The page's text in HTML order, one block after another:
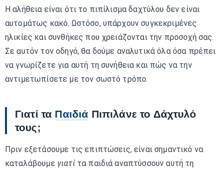
Η αλήθεια είναι ότι το πιπίλισμα δαχτύλου δεν είναι
αυτομάτως κακό. Ωστόσο, υπάρχουν συγκεκριμένες
ηλικίες και συνθήκες που χρειάζονται την προσοχή σας.
Σε αυτόν τον οδηγό, θα δούμε αναλυτικά όλα όσα πρέπει
να γνωρίζετε για αυτή τη συνήθεια και πώς να την
αντιμετωπίσετε με τον σωστό τρόπο.
Γιατί τα Παιδιά Πιπιλάνε το Δάχτυλό
τους;
Πριν εξετάσουμε τις επιπτώσεις, είναι σημαντικό να
καταλάβουμε γιατίτα παιδιά αναπτύσσουν αυτή τη